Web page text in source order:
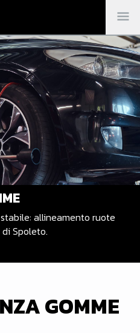
allineamento ruote
Spoleto.
GOMME